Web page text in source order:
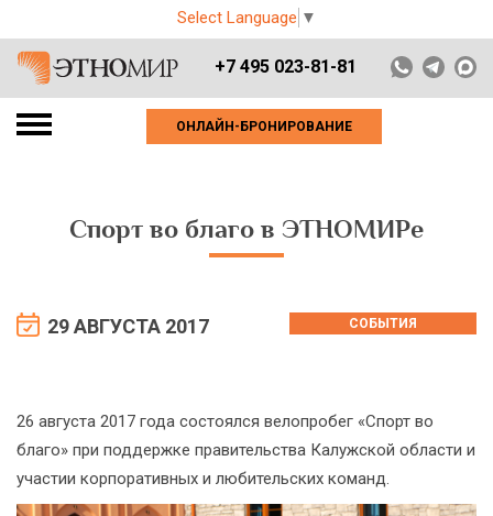
Select Language ▼
+7 495 023-81-81
ОНЛАЙН-БРОНИРОВАНИЕ
Спорт во благо в ЭТНОМИРе
29 АВГУСТА 2017 СОБЫТИЯ
26 августа 2017 года состоялся велопробег «Спорт во
благо» при поддержке правительства Калужской области и
участии корпоративных и любительских команд.